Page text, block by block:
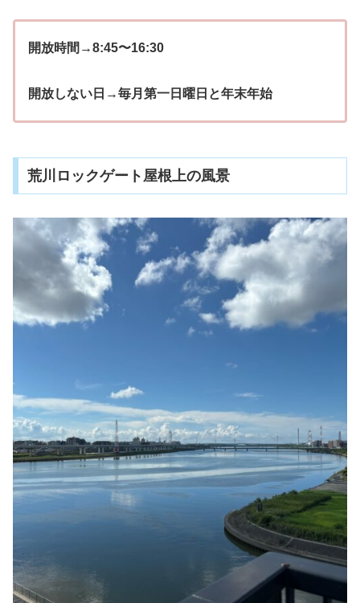
開放時間→8:45〜16:30
開放しない日 →毎月第一日曜日と年末年始
荒川ロックゲート屋根上の風景